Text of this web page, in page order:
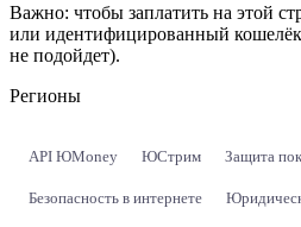
Важно: чтобы заплатить на этой
или идентифицированный
не подойдет).
Регионы
API ЮMoney ЮСтрим Защита
Безопасность в интернете